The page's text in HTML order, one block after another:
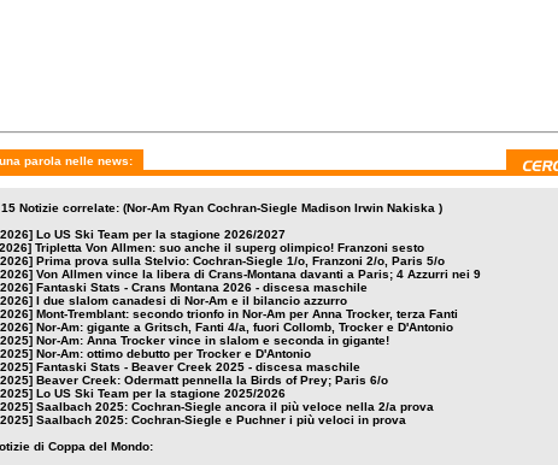
parola nelle news:
Notizie correlate: (Nor-Am Ryan Cochran-Siegle Madison Irwin Nakiska )
Lo US Ski Team per la stagione 2026/2027
Tripletta Von Allmen: suo anche il superg olimpico! Franzoni sesto
Prima prova sulla Stelvio: Cochran-Siegle 1/o, Franzoni 2/o, Paris 5/o
Von Allmen vince la libera di Crans-Montana davanti a Paris; 4 Azzurri nei 9
Fantaski Stats - Crans Montana 2026 - discesa maschile
I due slalom canadesi di Nor-Am e il bilancio azzurro
Mont-Tremblant: secondo trionfo in Nor-Am per Anna Trocker, terza Fanti
Nor-Am: gigante a Gritsch, Fanti 4/a, fuori Collomb, Trocker e D'Antonio
Nor-Am: Anna Trocker vince in slalom e seconda in gigante!
Nor-Am: ottimo debutto per Trocker e D'Antonio
Fantaski Stats - Beaver Creek 2025 - discesa maschile
Beaver Creek: Odermatt pennella la Birds of Prey; Paris 6/o
Lo US Ski Team per la stagione 2025/2026
Saalbach 2025: Cochran-Siegle ancora il più veloce nella 2/a prova
Saalbach 2025: Cochran-Siegle e Puchner i più veloci in prova
di Coppa del Mondo: